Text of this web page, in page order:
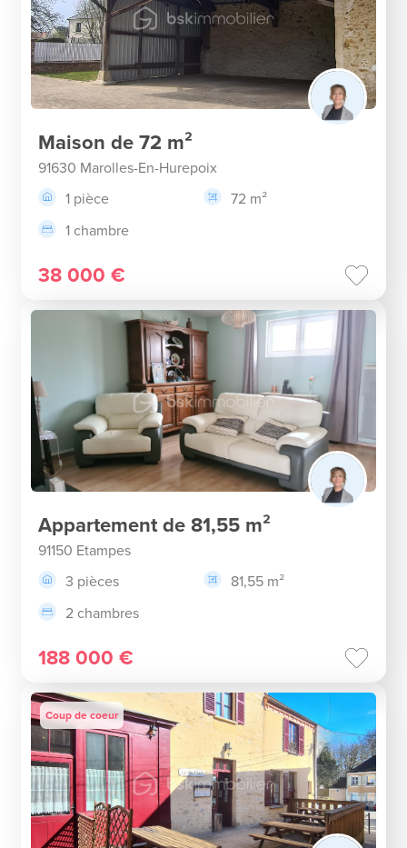
Maison de 72 m²
91630 Marolles-En-Hurepoix
1 pièce
72 m²
1 chambre
38 000 €
Appartement de 81,55 m²
91150 Etampes
3 pièces
81,55 m²
2 chambres
188 000 €
Coup de coeur